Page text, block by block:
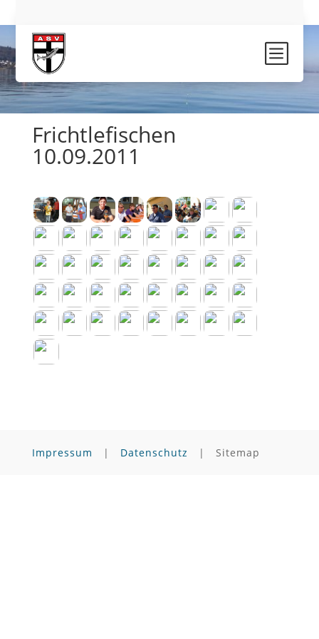
b
Frichtlefischen
10.09.2011
Impressum | Datenschutz | Sitemap